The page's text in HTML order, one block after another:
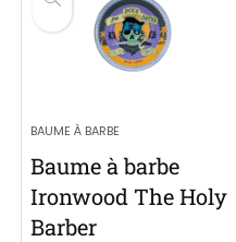
BAUME À BARBE
Baume à barbe
Ironwood The Holy
Barber